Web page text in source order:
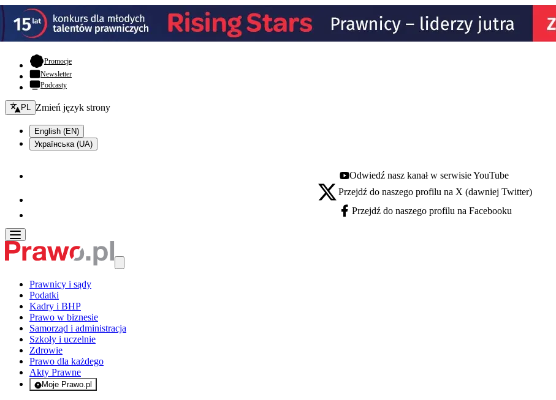
Promocje- otwiera się w nowej karcie
Newsletter
Podcasty
Zmień język - bieżący:
PL Zmień język strony
English (EN)
Українська (UA)
Youtube - otwiera się w nowej karcie
Odwiedź nasz kanał w serwisie YouTube
X - otwiera się w nowej karcie
Przejdź do naszego profilu na X (dawniej Twitter)
Facebook - otwiera się w nowej karcie
Przejdź do naszego profilu na Facebooku
Prawnicy i sądy
Podatki
Kadry i BHP
Prawo w biznesie
Samorząd i administracja
Szkoły i uczelnie
Zdrowie
Prawo dla każdego
Akty Prawne
Moje Prawo.pl
- rejestracja i logowanie do serwisu